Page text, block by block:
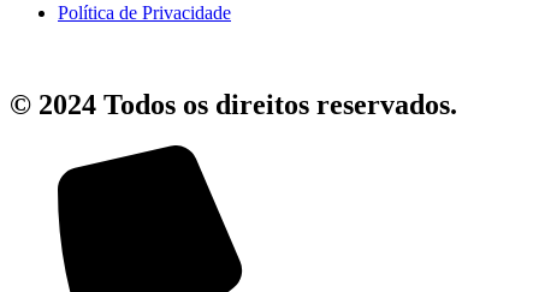
Política de Privacidade
© 2024 Todos os direitos reservados.